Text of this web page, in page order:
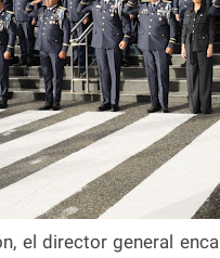
el director general